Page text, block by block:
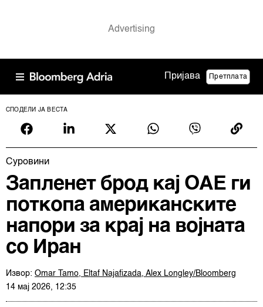
Пријава Претплата
СПОДЕЛИ ЈА ВЕСТА
Суровини
Запленет брод кај ОАЕ ги
поткопа американските
напори за крај на војната
со Иран
Извор: Omar Tamo, Eltaf Najafizada, Alex Longley/Bloomberg
14 мај 2026, 12:35